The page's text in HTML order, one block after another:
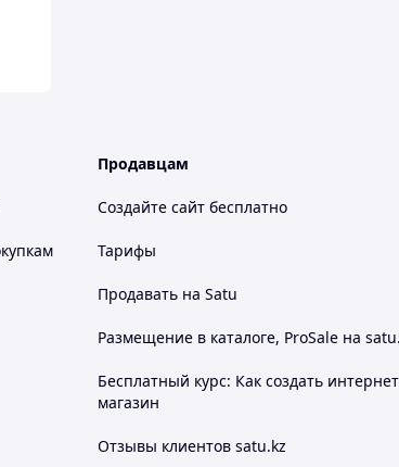
Продавцам
Создайте сайт бесплатно
Тарифы
Продавать на Satu
Размещение в каталоге, ProSale на
Бесплатный курс: Как создать
магазин
Отзывы клиентов satu.kz